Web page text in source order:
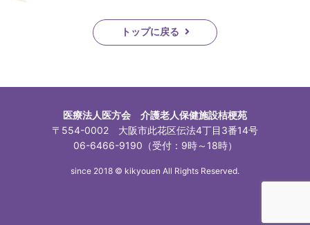
トップに戻る
医療法人医方会 介護老人保健施設桔梗苑
〒554-0002 大阪市此花区伝法4丁目3番14号
06-6466-9190（受付：9時～18時）
since 2018 © kikyouen All Rights Reserved.